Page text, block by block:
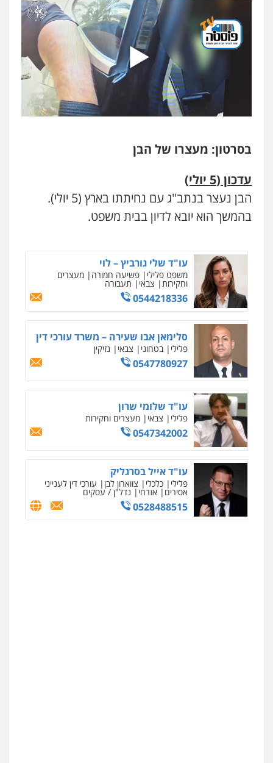
בסרטון: מעצרו של הבן
עדכון (5 יולי)
הבן נעצר בנתב"ג עם נחיתתו בארץ (5 יולי).
בהמשך הוא יובא לדיון בבית משפט.
עו"ד שלי גורביץ – לוי
משפט פלילי פשיעה חמורה מעצרים
וחקירות צבאי תעבורה
0544218336
סלימאן אבו שעירה – משרד עורכי דין
פלילי בטחוני צבאי נזיקין
0547780927
עו"ד שלומי שרון
פלילי צבאי מעצרים וחקירות
0547342002
עו"ד אייל בסרגליק
פלילי כלכלי צווארון לבן עורכי דין לענייני
אסירים אזרחי נדל"ן / עסקים
0528488515